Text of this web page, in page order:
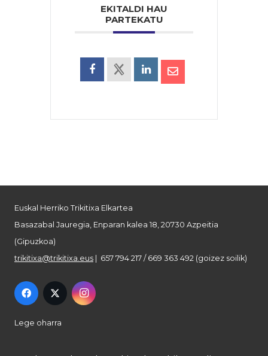
EKITALDI HAU
PARTEKATU
Euskal Herriko Trikitixa Elkartea
Basazabal Jauregia, Enparan kalea 18, 20730 Azpeitia
(Gipuzkoa)
trikitixa@trikitixa.eus | 657 794 217 / 669 363 492 (goizez soilik)
Lege oharra
Pribatutasun politika